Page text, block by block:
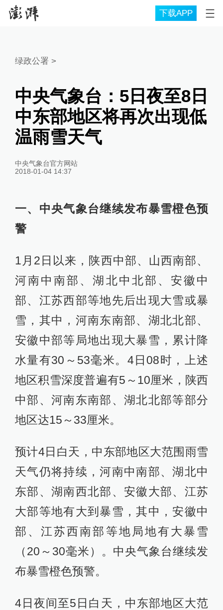
下载APP
绿政公署 >
中央气象台：5日夜至8日
中东部地区将再次出现低
温雨雪天气
中央气象台官方网站
2018-01-04 14:37
一、中央气象台继续发布暴雪橙色预
警
1月2日以来，陕西中部、山西南部、
河南中南部、湖北中北部、安徽中
部、江苏西部等地先后出现大雪或暴
雪，其中，河南东南部、湖北北部、
安徽中部等局地出现大暴雪，累计降
水量有30～53毫米。4日08时，上述
地区积雪深度普遍有5～10厘米，陕西
中部、河南东南部、湖北北部等部分
地区达15～33厘米。
预计4日白天，中东部地区大范围雨雪
天气仍将持续，河南中南部、湖北中
东部、湖南西北部、安徽大部、江苏
大部等地有大到暴雪，其中，安徽中
部、江苏西南部等地局地有大暴雪
（20～30毫米）。中央气象台继续发
布暴雪橙色预警。
4日夜间至5日白天，中东部地区大范